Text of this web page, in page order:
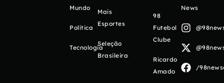
Mundo
Política
Tecnologia
Mais
Esportes
Seleção
Brasileira
98
Futebol
Clube
Ricardo
Amado
News
/